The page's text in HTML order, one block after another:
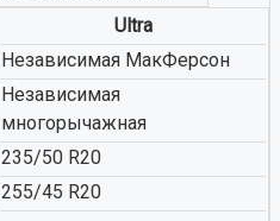
Ultra
Независимая МакФерсон
Независимая
многорычажная
235/50 R20
255/45 R20